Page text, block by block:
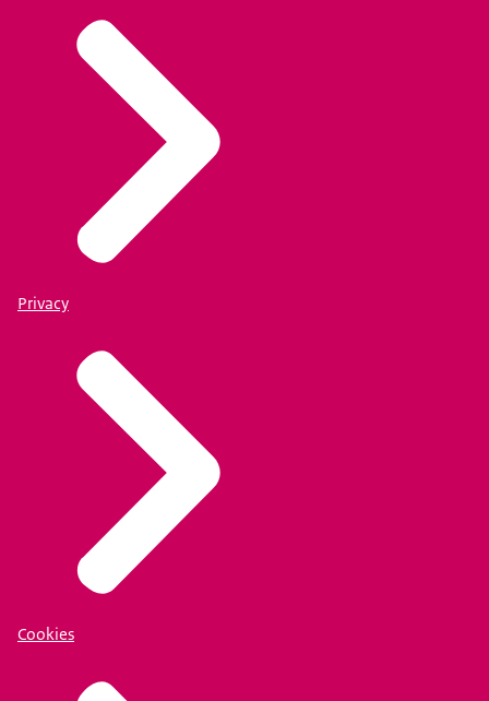
Privacy
Cookies